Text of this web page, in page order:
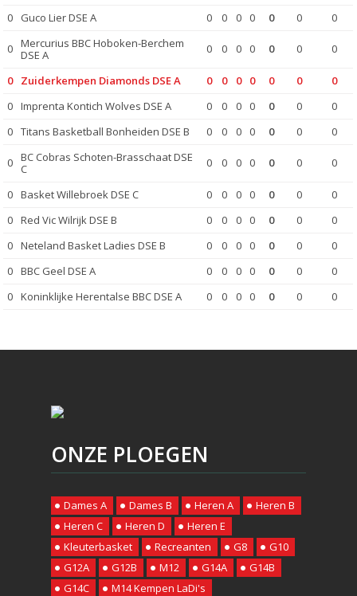
0
Guco Lier DSE A 0 0 0 0 0 0 0
0 Mercurius BBC Hoboken-Berchem
DSE A
0 0 0 0 0 0 0
0 Zuiderkempen Diamonds DSE A 0 0 0 0 0 0
0
0 Imprenta Kontich Wolves DSE A 0 0 0 0 0 0
0
0 Titans Basketball Bonheiden DSE B 0 0 0 0 0 0 0
0 BC Cobras Schoten-Brasschaat DSE
C
0 0 0 0 0 0 0
0 Basket Willebroek DSE C 0 0 0 0 0 0
0
0 Red Vic Wilrijk DSE B 0 0 0 0 0 0
0
0 Neteland Basket Ladies DSE B 0 0 0 0 0 0
0
0 BBC Geel DSE A 0 0 0 0 0 0
0
0 Koninklijke Herentalse BBC DSE A 0 0 0 0 0 0 0
ONZE PLOEGEN
Dames A Dames B Heren A
Heren B
Heren C
Heren D
Heren E
Kleuterbasket
Recreanten G8
G10
G12A
G12B M12 G14A
G14B
G14C
M14 Kempen LaDi's